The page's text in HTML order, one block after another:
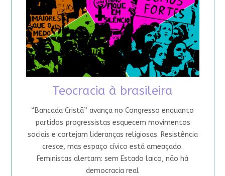
Teocracia à brasileira
“Bancada Cristã” avança no Congresso enquanto
partidos progressistas esquecem movimentos
sociais e cortejam lideranças religiosas. Resistência
cresce, mas espaço cívico está ameaçado.
Feministas alertam: sem Estado laico, não há
democracia real